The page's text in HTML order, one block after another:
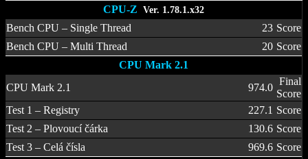
CPU-Z Ver. 1.78.1.x32
Bench CPU – Single Thread 23 Score
Bench CPU – Multi Thread
20 Score
CPU Mark 2.1
CPU Mark 2.1
974.0
Final
Score
Test 1 – Registry
227.1 Score
Test 2 – Plovoucí čárka
130.6 Score
Test 3 – Celá čísla
969.6 Score